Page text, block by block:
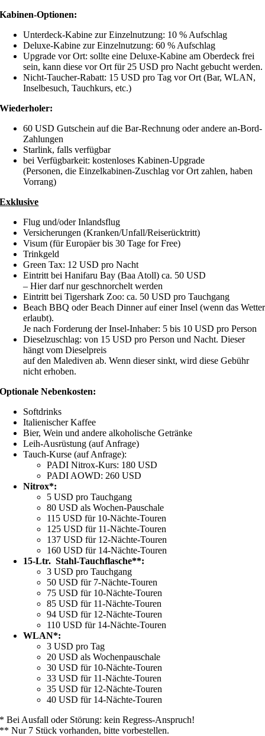
Kabinen-Optionen:
Unterdeck-Kabine zur Einzelnutzung: 10 % Aufschlag
Deluxe-Kabine zur Einzelnutzung: 60 % Aufschlag
Upgrade vor Ort: sollte eine Deluxe-Kabine am Oberdeck frei
sein, kann diese vor Ort für 25 USD pro Nacht gebucht werden.
Nicht-Taucher-Rabatt: 15 USD pro Tag vor Ort (Bar, WLAN,
Inselbesuch, Tauchkurs, etc.)
Wiederholer:
60 USD Gutschein auf die Bar-Rechnung oder andere an-Bord-
Zahlungen
Starlink, falls verfügbar
bei Verfügbarkeit: kostenloses Kabinen-Upgrade
(Personen, die Einzelkabinen-Zuschlag vor Ort zahlen, haben
Vorrang)
Exklusive
Flug und/oder Inlandsflug
Versicherungen (Kranken/Unfall/Reiserücktritt)
Visum (für Europäer bis 30 Tage for Free)
Trinkgeld
Green Tax: 12 USD pro Nacht
Eintritt bei Hanifaru Bay (Baa Atoll) ca. 50 USD
– Hier darf nur geschnorchelt werden
Eintritt bei Tigershark Zoo: ca. 50 USD pro Tauchgang
Beach BBQ oder Beach Dinner auf einer Insel (wenn das Wetter
erlaubt).
Je nach Forderung der Insel-Inhaber: 5 bis 10 USD pro Person
Dieselzuschlag: von 15 USD pro Person und Nacht. Dieser
hängt vom Dieselpreis
auf den Malediven ab. Wenn dieser sinkt, wird diese Gebühr
nicht erhoben.
Optionale Nebenkosten:
Softdrinks
Italienischer Kaffee
Bier, Wein und andere alkoholische Getränke
Leih-Ausrüstung (auf Anfrage)
Tauch-Kurse (auf Anfrage):
PADI Nitrox-Kurs: 180 USD
PADI AOWD: 260 USD
Nitrox*:
5 USD pro Tauchgang
80 USD als Wochen-Pauschale
115 USD für 10-Nächte-Touren
125 USD für 11-Nächte-Touren
137 USD für 12-Nächte-Touren
160 USD für 14-Nächte-Touren
15-Ltr. Stahl-Tauchflasche**:
3 USD pro Tauchgang
50 USD für 7-Nächte-Touren
75 USD für 10-Nächte-Touren
85 USD für 11-Nächte-Touren
94 USD für 12-Nächte-Touren
110 USD für 14-Nächte-Touren
WLAN*:
3 USD pro Tag
20 USD als Wochenpauschale
30 USD für 10-Nächte-Touren
33 USD für 11-Nächte-Touren
35 USD für 12-Nächte-Touren
40 USD für 14-Nächte-Touren
* Bei Ausfall oder Störung: kein Regress-Anspruch!
** Nur 7 Stück vorhanden, bitte vorbestellen.